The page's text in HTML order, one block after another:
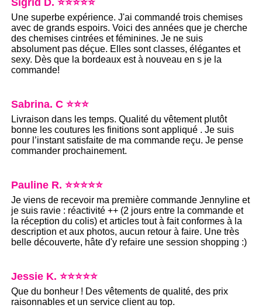
Une superbe expérience. J'ai commandé trois chemises
avec de grands espoirs. Voici des années que je cherche
des chemises cintrées et féminines. Je ne suis
absolument pas déçue. Elles sont classes, élégantes et
sexy. Dès que la bordeaux est à nouveau en s je la
commande!
Sabrina. C ⭐⭐⭐
Livraison dans les temps. Qualité du vêtement plutôt
bonne les coutures les finitions sont appliqué . Je suis
pour l’instant satisfaite de ma commande reçu. Je pense
commander prochainement.
Pauline R. ⭐⭐⭐⭐⭐
Je viens de recevoir ma première commande Jennyline et
je suis ravie : réactivité ++ (2 jours entre la commande et
la réception du colis) et articles tout à fait conformes à la
description et aux photos, aucun retour à faire. Une très
belle découverte, hâte d'y refaire une session shopping :)
Jessie K. ⭐⭐⭐⭐⭐
Que du bonheur ! Des vêtements de qualité, des prix
raisonnables et un service client au top.